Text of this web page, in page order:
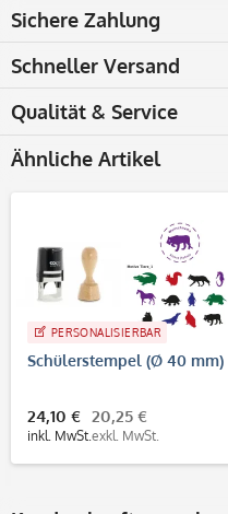
Sichere Zahlung
Schneller Versand
Qualität & Service
Ähnliche Artikel
PERSONALISIERBAR
Schülerstempel (Ø 40 mm)
24,10 €
inkl. MwSt.
20,25 €
exkl. MwSt.